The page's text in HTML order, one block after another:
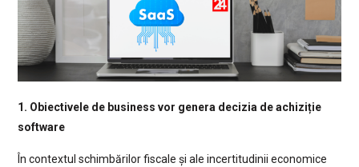
1. Obiectivele de business vor genera decizia de achiziție
software
În contextul schimbărilor fiscale și ale incertitudinii economice